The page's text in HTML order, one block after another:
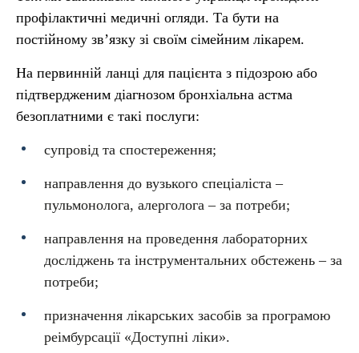
профілактичні медичні огляди. Та бути на
постійному зв’язку зі своїм сімейним лікарем.
На первинній ланці для пацієнта з підозрою або
підтвердженим діагнозом бронхіальна астма
безоплатними є такі послуги:
супровід та спостереження;
направлення до вузького спеціаліста –
пульмонолога, алерголога – за потреби;
направлення на проведення лабораторних
досліджень та інструментальних обстежень – за
потреби;
призначення лікарських засобів за програмою
реімбурсації «Доступні ліки».